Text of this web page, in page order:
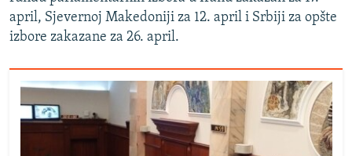
april, Sjevernoj Makedoniji za 12. april i Srbiji za opšte
izbore zakazane za 26. april.